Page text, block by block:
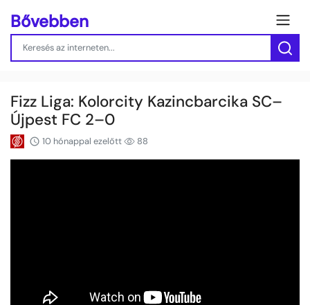
Bővebben
Fizz Liga: Kolorcity Kazincbarcika SC–
Újpest FC 2–0
10 hónappal ezelőtt 88